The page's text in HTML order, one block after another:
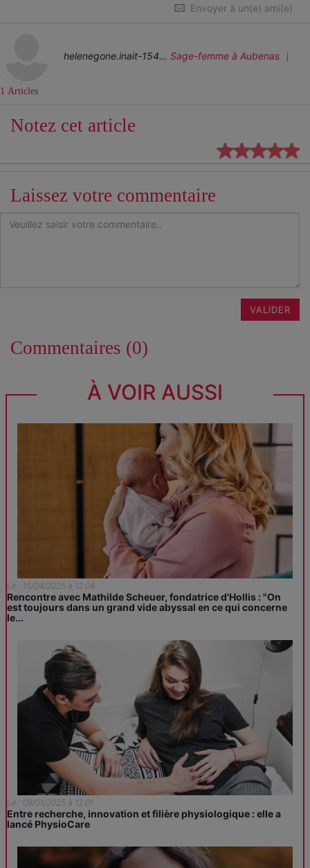
Envoyer à un(e) ami(e)
helenegone.inait-154... Sage-femme à Aubenas
1 Articles
Notez cet article
Laissez votre commentaire
VALIDER
Commentaires (0)
À VOIR AUSSI
Le : 15/04/2025 à 12:04
Rencontre avec Mathilde Scheuer, fondatrice d'Hollis : "On
est toujours dans un grand vide abyssal en ce qui concerne
le...
Le : 09/01/2025 à 12:01
Entre recherche, innovation et filière physiologique : elle a
lancé PhysioCare